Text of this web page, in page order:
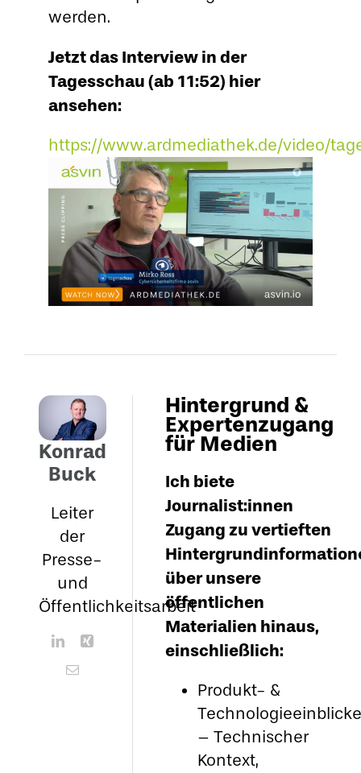
werden.
Jetzt das Interview in der
Tagesschau (ab 11:52) hier
ansehen:
https://www.ardmediathek.de/video/
Konrad
Buck
Leiter
der
Presse-
und
Öffentlichkeitsarbeit
Hintergrund &
Expertenzugang
für Medien
Ich biete
Journalist:innen
Zugang zu vertieften
über unsere
öffentlichen
Materialien hinaus,
einschließlich:
Produkt- &
– Technischer
Kontext,